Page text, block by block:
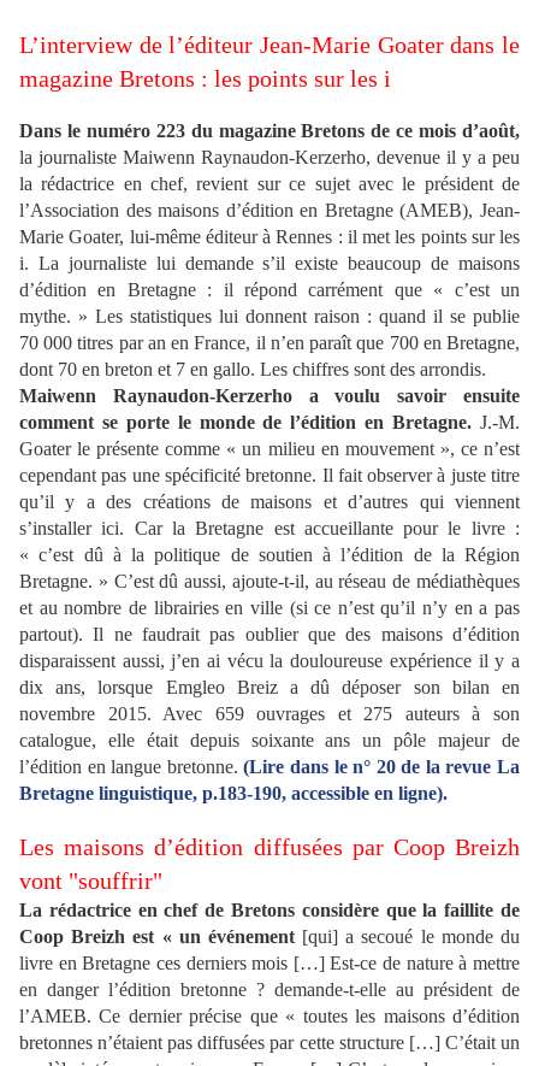
L’interview de l’éditeur Jean-Marie Goater dans le
magazine Bretons : les points sur les i
Dans le numéro 223 du magazine Bretons de ce mois d’août,
la journaliste Maiwenn Raynaudon-Kerzerho, devenue il y a peu
la rédactrice en chef, revient sur ce sujet avec le président de
l’Association des maisons d’édition en Bretagne (AMEB), Jean-
Marie Goater, lui-même éditeur à Rennes : il met les points sur les
i. La journaliste lui demande s’il existe beaucoup de maisons
d’édition en Bretagne : il répond carrément que « c’est un
mythe. » Les statistiques lui donnent raison : quand il se publie
70 000 titres par an en France, il n’en paraît que 700 en Bretagne,
dont 70 en breton et 7 en gallo. Les chiffres sont des arrondis.
Maiwenn Raynaudon-Kerzerho a voulu savoir ensuite
comment se porte le monde de l’édition en Bretagne. J.-M.
Goater le présente comme « un milieu en mouvement », ce n’est
cependant pas une spécificité bretonne. Il fait observer à juste titre
qu’il y a des créations de maisons et d’autres qui viennent
s’installer ici. Car la Bretagne est accueillante pour le livre :
« c’est dû à la politique de soutien à l’édition de la Région
Bretagne. » C’est dû aussi, ajoute-t-il, au réseau de médiathèques
et au nombre de librairies en ville (si ce n’est qu’il n’y en a pas
partout). Il ne faudrait pas oublier que des maisons d’édition
disparaissent aussi, j’en ai vécu la douloureuse expérience il y a
dix ans, lorsque Emgleo Breiz a dû déposer son bilan en
novembre 2015. Avec 659 ouvrages et 275 auteurs à son
catalogue, elle était depuis soixante ans un pôle majeur de
l’édition en langue bretonne.(Lire dans le n° 20 de la revue La
Bretagne linguistique, p.183-190, accessible en ligne).
Les maisons d’édition diffusées par Coop Breizh
vont "souffrir"
La rédactrice en chef de Bretons considère que la faillite de
Coop Breizh est « un événement[qui] a secoué le monde du
livre en Bretagne ces derniers mois […] Est-ce de nature à mettre
en danger l’édition bretonne ? demande-t-elle au président de
l’AMEB. Ce dernier précise que « toutes les maisons d’édition
bretonnes n’étaient pas diffusées par cette structure […] C’était un